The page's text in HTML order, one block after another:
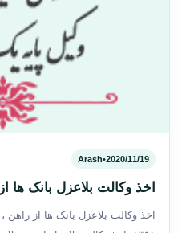
2020/11/19
•
Arash
اخذ وکالت بلاعزل بانک ها